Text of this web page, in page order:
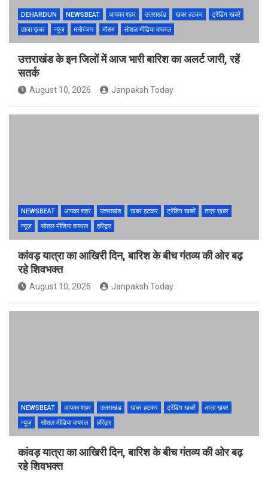
DEHARDUN NEWSBEAT आपका शहर उत्तराखंड खबर हटकर
ट्रेंडिंग खबरें
ताज़ा ख़बर
न्यूज़ मनोरंजन मौसम सोशल मीडिया वायरल
उत्तराखंड के इन जिलों में आज भारी बारिश का अलर्ट जारी, रहें
सतर्क
August 10, 2026 Janpaksh Today
NEWSBEAT आपका शहर उत्तराखंड खबर हटकर ट्रेंडिंग खबरें
ताज़ा ख़बर
न्यूज़
सोशल मीडिया वायरल हरिद्वार
कांवड़ यात्रा का आखिरी दिन, बारिश के बीच गंतव्य की ओर बढ़
रहे शिवभक्त
August 10, 2026 Janpaksh Today
NEWSBEAT आपका शहर उत्तराखंड खबर हटकर ट्रेंडिंग खबरें
ताज़ा ख़बर
न्यूज़
सोशल मीडिया वायरल हरिद्वार
कांवड़ यात्रा का आखिरी दिन, बारिश के बीच गंतव्य की ओर बढ़
रहे शिवभक्त